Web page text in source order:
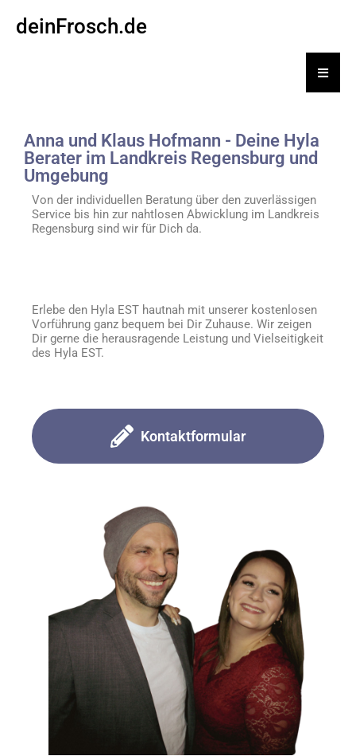
deinFrosch.de
Anna und Klaus Hofmann - Deine Hyla
Berater im Landkreis Regensburg und
Umgebung
Von der individuellen Beratung über den zuverlässigen
Service bis hin zur nahtlosen Abwicklung im Landkreis
Regensburg sind wir für Dich da.
Erlebe den Hyla EST hautnah mit unserer kostenlosen
Vorführung ganz bequem bei Dir Zuhause. Wir zeigen
Dir gerne die herausragende Leistung und Vielseitigkeit
des Hyla EST.
Kontaktformular